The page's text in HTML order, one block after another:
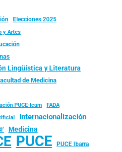
Elecciones 2025
y Artes
Lingüística y Literatura
de Medicina
PUCE-Icam FADA
Internacionalización
Medicina
PUCE PUCE Ibarra